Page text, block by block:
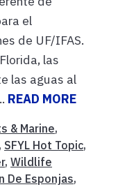
el
de UF/IFAS.
las
las aguas al
READ MORE
& Marine,
, SFYL Hot Topic,
, Wildlife
De Esponjas,